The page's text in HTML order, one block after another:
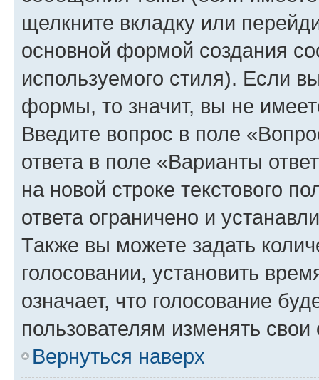
щелкните вкладку или
основной формой создания
используемого стиля). Если
формы, то значит, вы не
Введите вопрос в поле
ответа в поле «Варианты
на новой строке текстового
ответа ограничено и
Также вы можете задать
голосовании, установить
означает, что голосование
пользователям изменять свои
Вернуться наверх